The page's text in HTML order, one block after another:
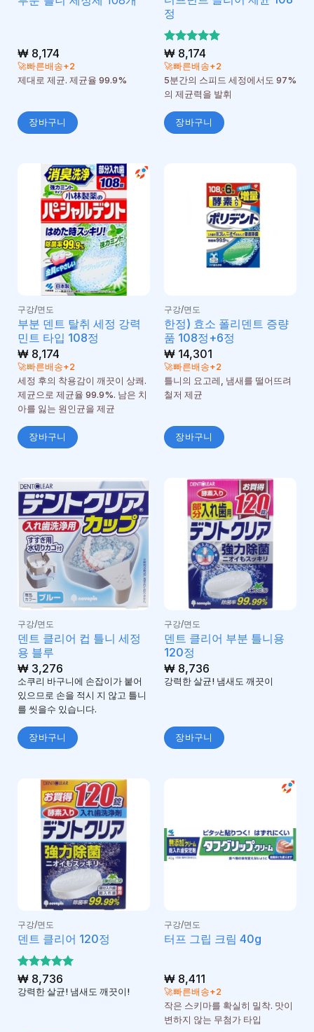
₩8,174
🚀빠른배송+2
제대로 제균. 제균율 99.9%
장바구니
정
5 중에서
5로 평가
됨
₩8,174
🚀빠른배송+2
5분간의 스피드 세정에서도 97%
의 제균력을 발휘
장바구니
구강/면도
부분 덴트 탈취 세정 강력
민트 타입 108정
₩8,174
🚀빠른배송+2
세정 후의 착용감이 깨끗이 상쾌.
제균으로 제균율 99.9%. 남은 치
아를 잃는 원인균을 제균
장바구니
구강/면도
한정) 효소 폴리덴트 증량
품 108정+6정
₩14,301
🚀빠른배송+2
틀니의 요고레, 냄새를 떨어뜨려
철저 제균
장바구니
구강/면도
덴트 클리어 컵 틀니 세정
용 블루
₩3,276
소쿠리 바구니에 손잡이가 붙어
있으므로 손을 적시 지 않고 틀니
를 씻을수 있습니다.
장바구니
구강/면도
덴트 클리어 부분 틀니용
120정
₩8,736
강력한 살균! 냄새도 깨끗이
장바구니
구강/면도
덴트 클리어 120정
5 중에서
5로 평가
₩8,736
강력한 살균! 냄새도 깨끗이!
구강/면도
터프 그립 크림 40g
₩8,411
🚀빠른배송+2
작은 스키마를 확실히 밀착. 맛이
변하지 않는 무첨가 타입